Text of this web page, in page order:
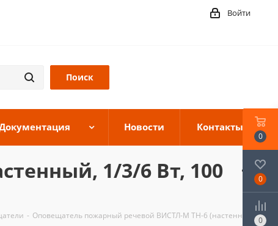
Войти
Новости Контакты
1/3/6 Вт, 100
- Оповещатель пожарный речевой ВИСТЛ-М ТН-6 (настенный,
0
0
0